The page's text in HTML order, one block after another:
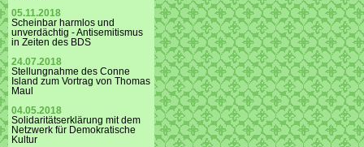
05.11.2018
Scheinbar harmlos und
unverdächtig - Antisemitismus
in Zeiten des BDS
24.07.2018
Stellungnahme des Conne
Island zum Vortrag von Thomas
Maul
04.05.2018
Solidaritätserklärung mit dem
Netzwerk für Demokratische
Kultur